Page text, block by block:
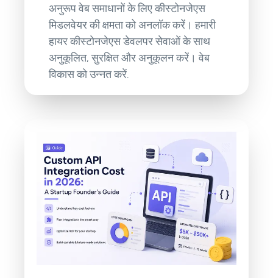
अनुरूप वेब समाधानों के लिए कीस्टोनजेएस
मिडलवेयर की क्षमता को अनलॉक करें। हमारी
हायर कीस्टोनजेएस डेवलपर सेवाओं के साथ
अनुकूलित, सुरक्षित और अनुकूलन करें। वेब
विकास को उन्नत करें.